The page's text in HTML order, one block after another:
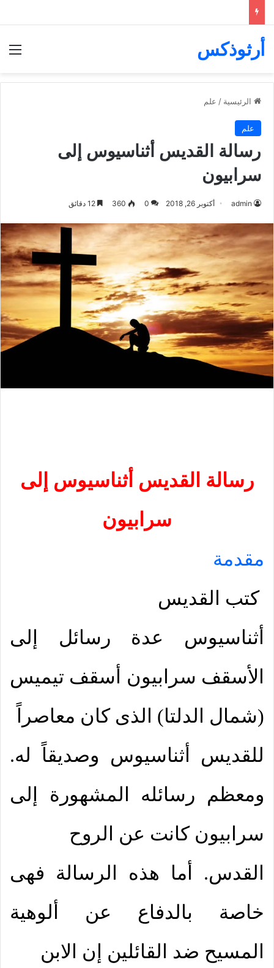
أرثوذكس
الرئيسية / علم
علم
رسالة القديس أثناسيوس إلى
سرابيون
admin أكتوبر 26, 2018 0
360
رسالة القديس أثناسيوس إلى
سرابيون
مقدمة
كتب القديس
أثناسيوس عدة رسائل إلى
الأسقف سرابيون أسقف تيميس
(شمال الدلتا) الذى كان معاصراً
للقديس أثناسيوس وصديقاً له.
ومعظم رسائله المشهورة إلى
سرابيون كانت عن الروح
القدس. أما هذه الرسالة فهى
خاصة بالدفاع عن ألوهية
المسيح ضد القائلين إن الابن